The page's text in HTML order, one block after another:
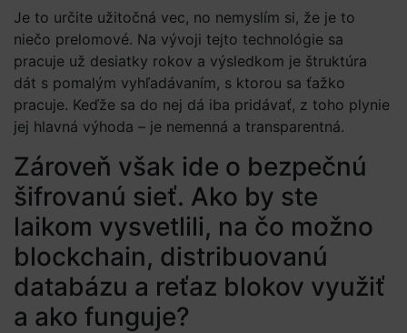
Je to určite užitočná vec, no nemyslím si, že je to
niečo prelomové. Na vývoji tejto technológie sa
pracuje už desiatky rokov a výsledkom je štruktúra
dát s pomalým vyhľadávaním, s ktorou sa ťažko
pracuje. Keďže sa do nej dá iba pridávať, z toho plynie
jej hlavná výhoda – je nemenná a transparentná.
Zároveň však ide o bezpečnú
šifrovanú sieť. Ako by ste
laikom vysvetlili, na čo možno
blockchain, distribuovanú
databázu a reťaz blokov využiť
a ako funguje?